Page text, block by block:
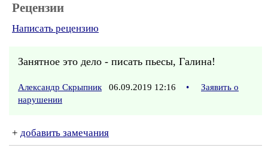
Рецензии
Написать рецензию
Занятное это дело - писать пьесы, Галина!
Александр Скрыпник 06.09.2019 12:16 •
Заявить о
нарушении
+ добавить замечания